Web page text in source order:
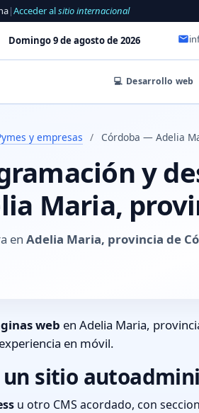
|Acceder alsitio internacional
Domingo 9 de agosto de 2026
💻 Desarrollo web
y empresas / Córdoba — Adelia
y
Maria,
en Adelia Maria, provincia de
web en Adelia Maria,
en móvil.
sitio
u otro CMS acordado, con